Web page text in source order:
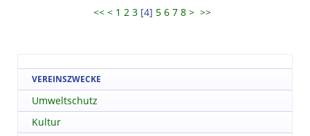
<< < 1 2 3 [4] 5 6 7 8 > >>
VEREINSZWECKE
Umweltschutz
Kultur